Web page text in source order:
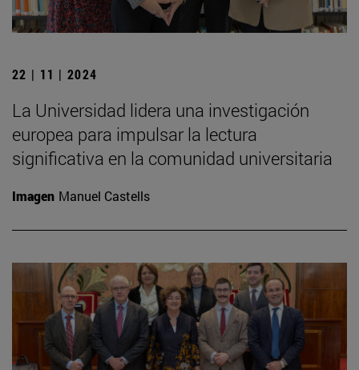
22 | 11 | 2024
La Universidad lidera una investigación
europea para impulsar la lectura
significativa en la comunidad universitaria
Imagen Manuel Castells